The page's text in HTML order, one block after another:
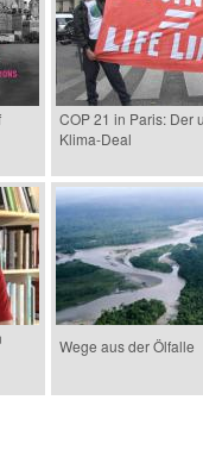
COP 21 in Paris: Der
Klima-Deal
Wege aus der Ölfalle